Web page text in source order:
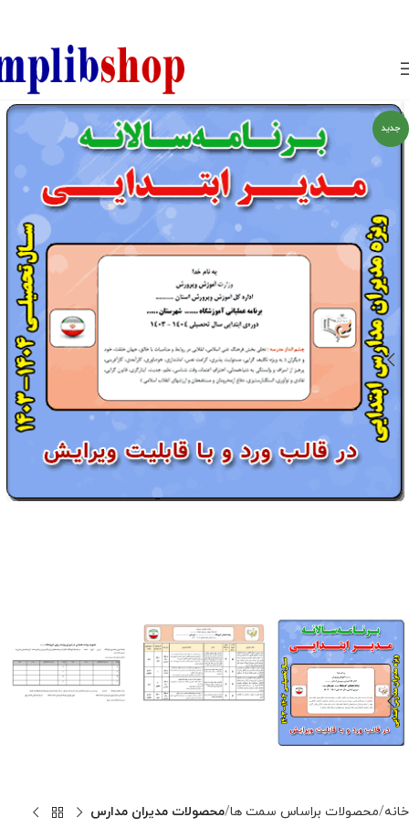
جدید
خانه محصولات براساس سمت ها محصولات مدیران مدارس